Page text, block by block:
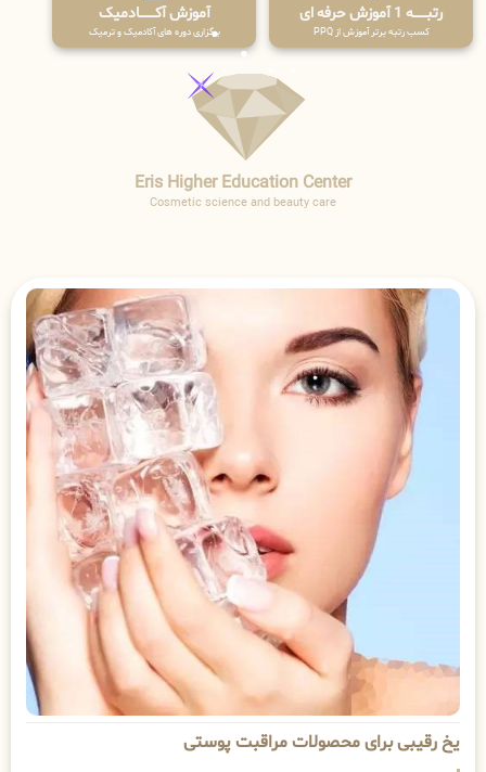
رتبــــــه 1 آموزش حرفه ای
کسب رتبه برتر آموزش از PPQ
آموزش آکـــــــادمیک
برگزاری دوره های آکادمیک و ترمیک
Eris Higher Education Center
Cosmetic science and beauty care
یخ رقیبی برای محصولات مراقبت پوستی